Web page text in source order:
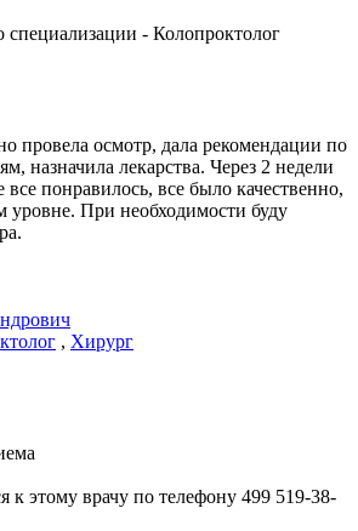
- Колопроктолог
провела осмотр, дала рекомендации по
назначила лекарства. Через 2 недели
понравилось, все было качественно,
уровне. При необходимости буду
, Хирург
к этому врачу по телефону 499 519-38-